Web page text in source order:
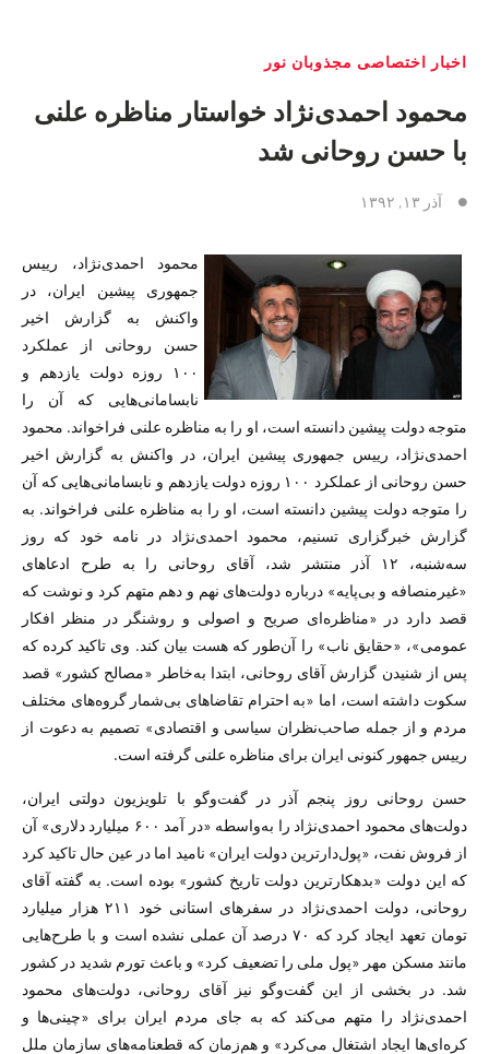
اخبار اختصاصی مجذوبان نور
محمود احمدی‌نژاد خواستار مناظره علنی
با حسن روحانی شد
آذر ۱۳, ۱۳۹۲
محمود احمدی‌نژاد، رییس
جمهوری پیشین ایران، در
واکنش به گزارش اخیر
حسن روحانی از عملکرد
۱۰۰ روزه دولت یازدهم و
نابسامانی‌هایی که آن را
متوجه دولت پیشین دانسته است، او را به مناظره علنی فراخواند. محمود
احمدی‌نژاد، رییس جمهوری پیشین ایران، در واکنش به گزارش اخیر
حسن روحانی از عملکرد ۱۰۰ روزه دولت یازدهم و نابسامانی‌هایی که آن
را متوجه دولت پیشین دانسته است، او را به مناظره علنی فراخواند. به
گزارش خبرگزاری تسنیم، محمود احمدی‌نژاد در نامه خود که روز
سه‌شنبه، ۱۲ آذر منتشر شد، آقای روحانی را به طرح ادعاهای
«غیرمنصافه و بی‌پایه» درباره دولت‌های نهم و دهم متهم کرد و نوشت که
قصد دارد در «مناظره‌ای صریح و اصولی و روشنگر در منظر افکار
عمومی»، «حقایق ناب» را آن‌طور که هست بیان کند. وی تاکید کرده که
پس از شنیدن گزارش آقای روحانی، ابتدا به‌خاطر «مصالح کشور» قصد
سکوت داشته است، اما «به احترام تقاضاهای بی‌شمار گروه‌های مختلف
مردم و از جمله صاحب‌نظران سیاسی و اقتصادی» تصمیم به دعوت از
رییس جمهور کنونی ایران برای مناظره علنی گرفته است.
حسن روحانی روز پنجم آذر در گفت‌وگو با تلویزیون دولتی ایران،
دولت‌های محمود احمدی‌نژاد را به‌واسطه «در آمد ۶۰۰ میلیارد دلاری» آن
از فروش نفت، «پول‌دار‌ترین دولت ایران» نامید اما در عین حال تاکید کرد
که این دولت «بدهکار‌ترین دولت تاریخ کشور» بوده است. به گفته آقای
روحانی، دولت احمدی‌نژاد در سفرهای استانی خود ۲۱۱ هزار میلیارد
تومان تعهد ایجاد کرد که ۷۰ درصد آن عملی نشده است و با طرح‌هایی
مانند مسکن مهر «پول ملی را تضعیف کرد» و باعث تورم شدید در کشور
شد. در بخشی از این گفت‌وگو نیز آقای روحانی، دولت‌های محمود
احمدی‌نژاد را متهم می‌کند که به جای مردم ایران برای «چینی‌ها و
کره‌ای‌ها ایجاد اشتغال می‌کرد» و هم‌زمان که قطعنامه‌های سازمان ملل